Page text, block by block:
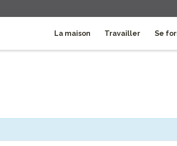
La maison Travailler Se